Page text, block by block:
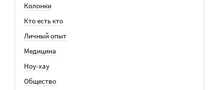
Колонки
Кто есть кто
Личный опыт
Медицина
Ноу-хау
Общество